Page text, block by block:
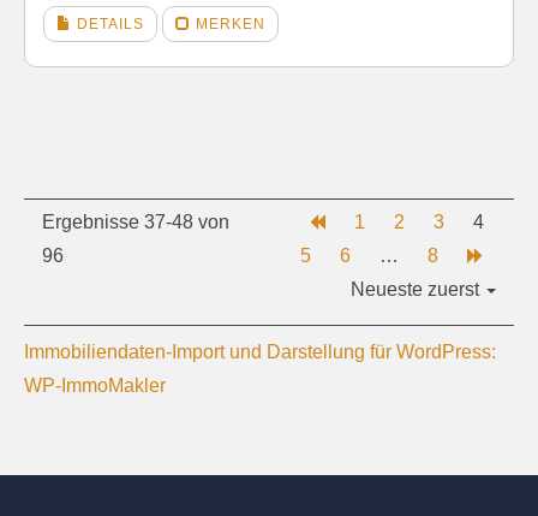
DETAILS MERKEN
Ergebnisse 37-48 von
96
1 2 3
4
5
6 …
8
Neueste zuerst
Immobiliendaten-Import und Darstellung für WordPress:
WP-ImmoMakler